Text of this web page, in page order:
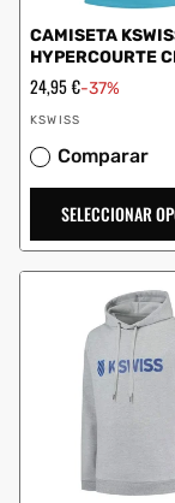
CAMISETA
HYPERCOURTE
AZUL
Precio
oferta
24,95 €-37%
Proveedor:
KSWISS
Comparar
SELECCIONAR